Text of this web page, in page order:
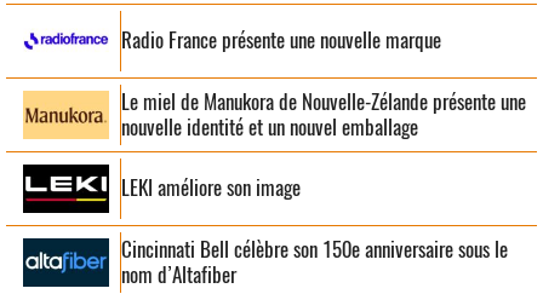
Radio France présente une nouvelle marque
Le miel de Manukora de Nouvelle-Zélande présente une
nouvelle identité et un nouvel emballage
LEKI améliore son image
Cincinnati Bell célèbre son 150e anniversaire sous le
nom d’Altafiber